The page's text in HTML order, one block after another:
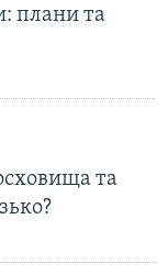
плани та
та